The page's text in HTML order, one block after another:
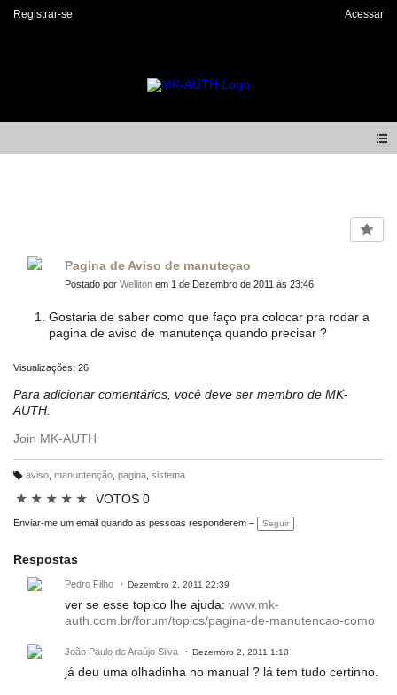
Registrar-se Acessar
Pagina de Aviso de manuteçao
Postado por Welliton em 1 de Dezembro de 2011 às 23:46
Gostaria de saber como que faço pra colocar pra rodar a
pagina de aviso de manutença quando precisar ?
Visualizações: 26
Para adicionar comentários, você deve ser membro de MK-
AUTH.
Join MK-AUTH
ar
c
ç
õ
aviso, manuntenção, pagina, sistema
★ ★ ★ ★ ★ VOTOS 0
Enviar-me um email quando as pessoas responderem – Seguir
Respostas
Pedro Filho Dezembro 2, 2011 22:39
ver se esse topico lhe ajuda: www.mk-
auth.com.br/forum/topics/pagina-de-manutencao-como
João Paulo de Araújo Silva Dezembro 2, 2011 1:10
já deu uma olhadinha no manual ? lá tem tudo certinho.